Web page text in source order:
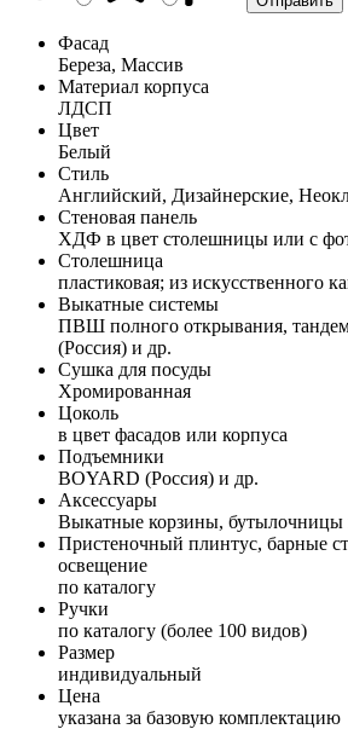
Фасад
Береза, Массив
Материал корпуса
ЛДСП
Цвет
Белый
Стиль
Английский, Дизайнерские,
Стеновая панель
ХДФ в цвет столешницы или с
Столешница
пластиковая; из искусственного
Выкатные системы
ПВШ полного открывания,
(Россия) и др.
Сушка для посуды
Хромированная
Цоколь
в цвет фасадов или корпуса
Подъемники
BOYARD (Россия) и др.
Аксессуары
Выкатные корзины, бутылочницы
Пристеночный плинтус, барные
освещение
по каталогу
Ручки
по каталогу (более 100 видов)
Размер
индивидуальный
Цена
указана за базовую комплектацию